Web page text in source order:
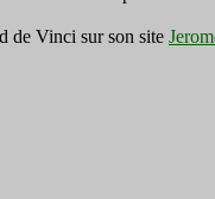
de Vinci sur son site